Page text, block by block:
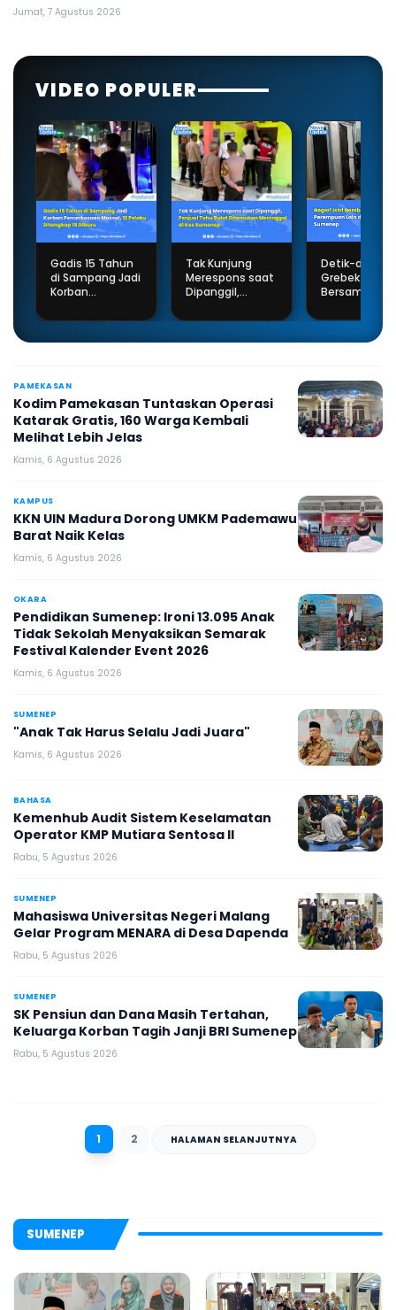
Jumat, 7 Agustus 2026
VIDEO POPULER
Gadis 15 Tahun
di Sampang Jadi
Korban
Massal, 12 Pelaku
Tak Kunjung
Merespons saat
Dipanggil,
Bulat
Detik-detik
Grebek
Bersama
di Kamar Kos
PAMEKASAN
Kodim Pamekasan Tuntaskan Operasi
Katarak Gratis, 160 Warga Kembali
Melihat Lebih Jelas
Kamis, 6 Agustus 2026
KAMPUS
KKN UIN Madura Dorong UMKM Pademawu
Barat Naik Kelas
Kamis, 6 Agustus 2026
OKARA
Pendidikan Sumenep: Ironi 13.095 Anak
Tidak Sekolah Menyaksikan Semarak
Festival Kalender Event 2026
Kamis, 6 Agustus 2026
SUMENEP
"Anak Tak Harus Selalu Jadi Juara"
Kamis, 6 Agustus 2026
BAHASA
Kemenhub Audit Sistem Keselamatan
Operator KMP Mutiara Sentosa II
Rabu, 5 Agustus 2026
SUMENEP
Mahasiswa Universitas Negeri Malang
Gelar Program MENARA di Desa Dapenda
Rabu, 5 Agustus 2026
SUMENEP
SK Pensiun dan Dana Masih Tertahan,
Keluarga Korban Tagih Janji BRI Sumenep
Rabu, 5 Agustus 2026
1 2 HALAMAN SELANJUTNYA
SUMENEP